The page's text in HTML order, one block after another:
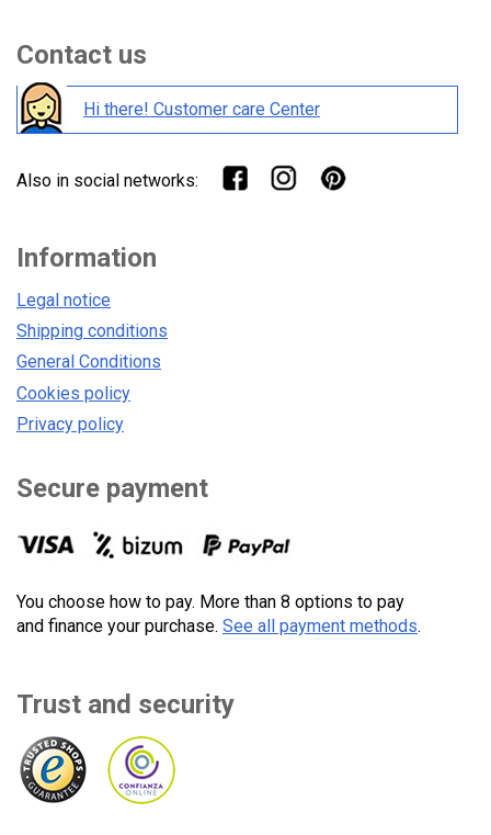
Contact us
Hi there! Customer care Center
Also in social networks:
Information
Legal notice
Shipping conditions
General Conditions
Cookies policy
Privacy policy
Secure payment
You choose how to pay. More than 8 options to pay
and finance your purchase. See all payment methods.
Trust and security